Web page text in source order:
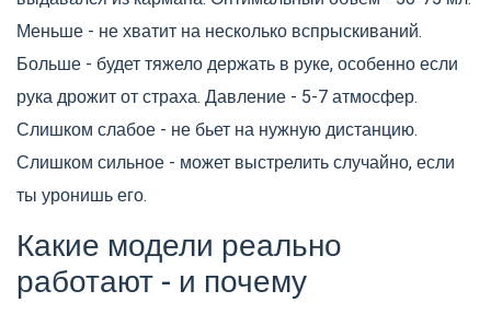
Меньше - не хватит на несколько вспрыскиваний.
Больше - будет тяжело держать в руке, особенно если
рука дрожит от страха. Давление - 5-7 атмосфер.
Слишком слабое - не бьет на нужную дистанцию.
Слишком сильное - может выстрелить случайно, если
ты уронишь его.
Какие модели реально
работают - и почему